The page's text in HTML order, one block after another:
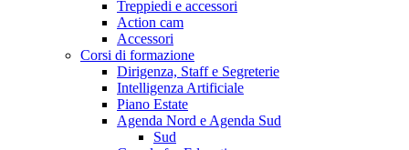
Treppiedi e accessori
Action cam
Accessori
Corsi di formazione
Dirigenza, Staff e Segreterie
Intelligenza Artificiale
Piano Estate
Agenda Nord e Agenda Sud
Sud